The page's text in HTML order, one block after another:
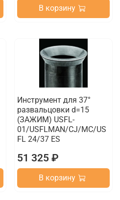
В корзину
Инструмент для 37°
развальцовки d=15
(ЗАЖИМ) USFL-
01/USFLMAN/CJ/MC/US
FL 24/37 ES
51 325 ₽
В корзину